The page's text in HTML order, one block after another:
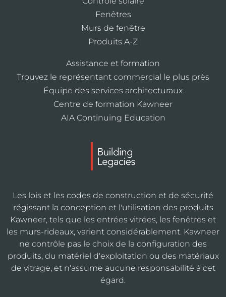
Fenêtres
Murs de fenêtre
Produits A-Z
Assistance et formation
Trouvez le représentant commercial le plus près
Équipe des services architecturaux
Centre de formation Kawneer
AIA Continuing Education
Les lois et les codes de construction et de sécurité
régissant la conception et l'utilisation des produits
Kawneer, tels que les entrées vitrées, les fenêtres et
les murs-rideaux, varient considérablement. Kawneer
ne contrôle pas le choix de la configuration des
produits, du matériel d'exploitation ou des matériaux
de vitrage, et n'assume aucune responsabilité à cet
égard.